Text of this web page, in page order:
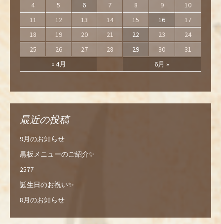
« 4月 6月 »
4
5 6 7 8 9
10
11
12 13 14 15 16
17
18
19 20 21 22 23
24
25
26 27 28 29 30 31
最近の投稿
9月のお知らせ
黒板メニューのご紹介✨
2577
誕生日のお祝い✨
8月のお知らせ